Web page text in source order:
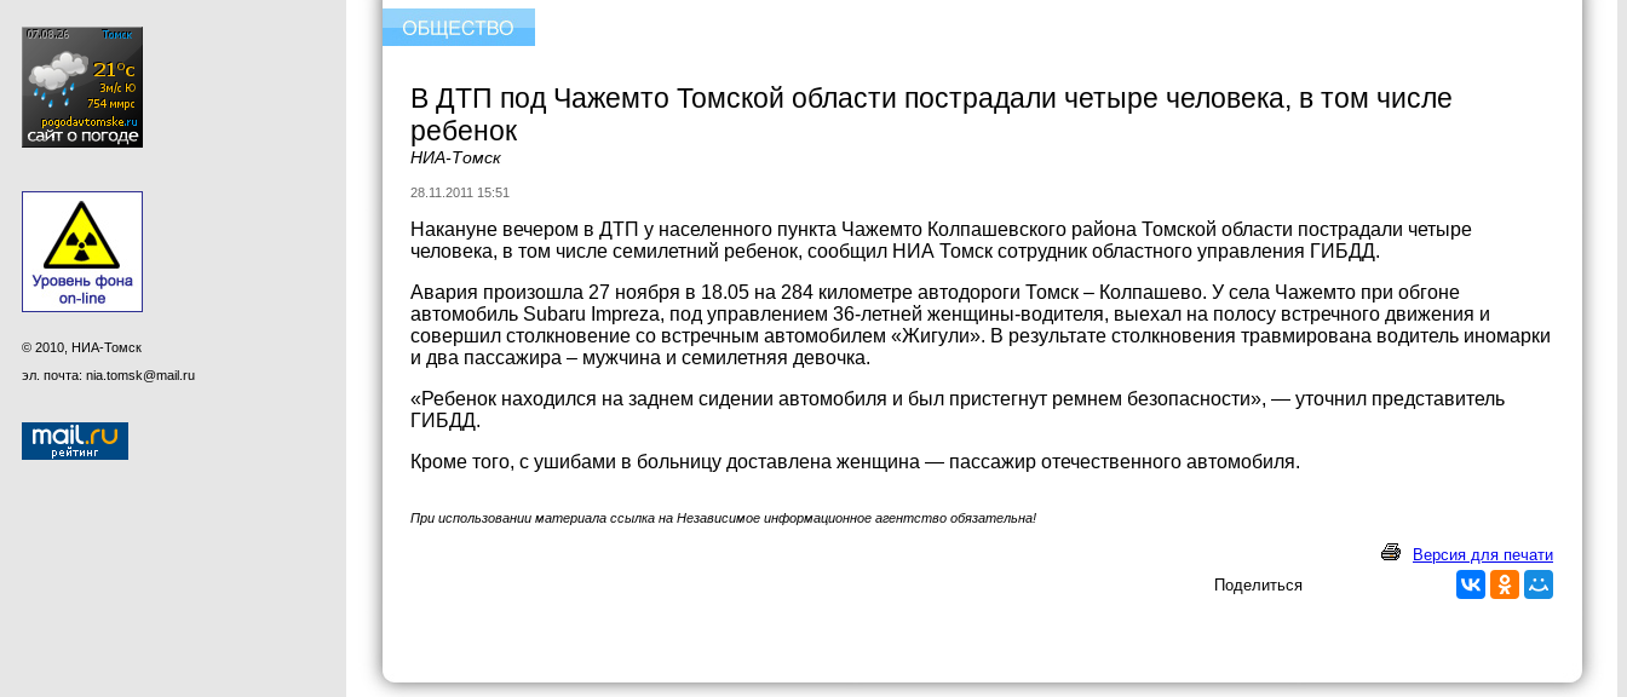
© 2010, НИА-Томск
эл. почта: nia.tomsk@mail.ru
В ДТП под Чажемто Томской области пострадали четыре человека, в том числе
ребенок
НИА-Томск
28.11.2011 15:51
Накануне вечером в ДТП у населенного пункта Чажемто Колпашевского района Томской области пострадали четыре
человека, в том числе семилетний ребенок, сообщил НИА Томск сотрудник областного управления ГИБДД.
Авария произошла 27 ноября в 18.05 на 284 километре автодороги Томск – Колпашево. У села Чажемто при обгоне
автомобиль Subaru Impreza, под управлением 36-летней женщины-водителя, выехал на полосу встречного движения и
совершил столкновение со встречным автомобилем «Жигули». В результате столкновения травмирована водитель иномарки
и два пассажира – мужчина и семилетняя девочка.
«Ребенок находился на заднем сидении автомобиля и был пристегнут ремнем безопасности», — уточнил представитель
ГИБДД.
Кроме того, с ушибами в больницу доставлена женщина — пассажир отечественного автомобиля.
При использовании материала ссылка на Независимое информационное агентство обязательна!
Версия для печати
Поделиться